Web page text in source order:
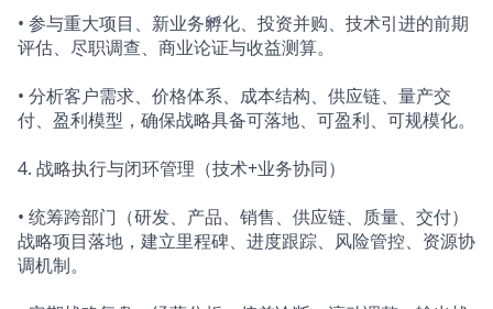
• 参与重大项目、新业务孵化、投资并购、技术引进的前期
评估、尽职调查、商业论证与收益测算。
• 分析客户需求、价格体系、成本结构、供应链、量产交
付、盈利模型，确保战略具备可落地、可盈利、可规模化。
4. 战略执行与闭环管理（技术+业务协同）
• 统筹跨部门（研发、产品、销售、供应链、质量、交付）
战略项目落地，建立里程碑、进度跟踪、风险管控、资源协
调机制。